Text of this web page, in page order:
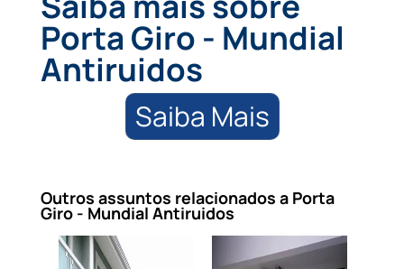
Porta Giro - Mundial
Antiruidos
Saiba Mais
Outros assuntos relacionados a Porta
Giro - Mundial Antiruidos